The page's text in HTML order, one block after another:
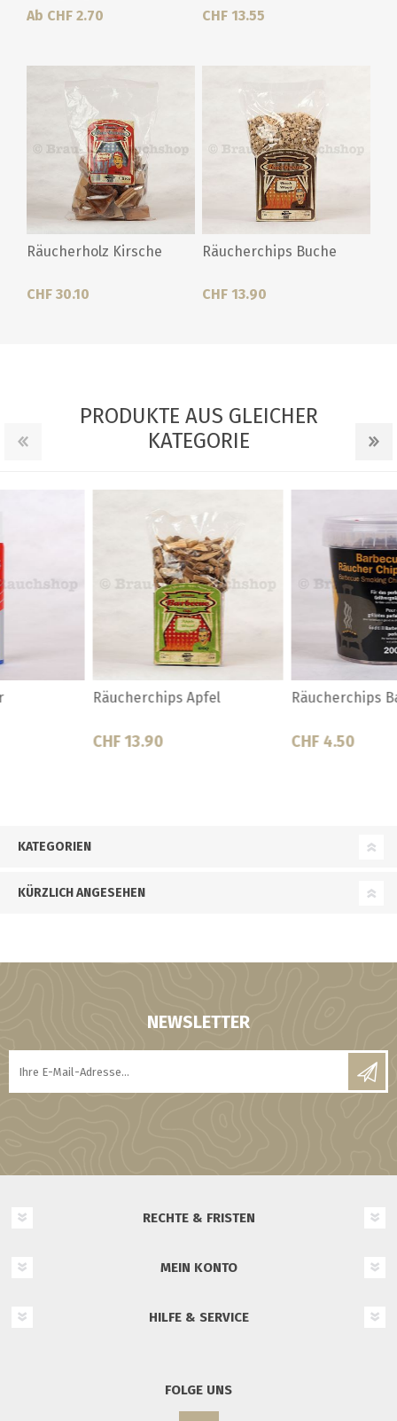
Ab CHF 2.70
CHF 13.55
Räucherholz Kirsche
CHF 30.10
Räucherchips Buche
CHF 13.90
PRODUKTE AUS GLEICHER
KATEGORIE
Räucherchips Barbecue Räucherchips Buche
KATEGORIEN
KÜRZLICH ANGESEHEN
NEWSLETTER
RECHTE & FRISTEN
MEIN KONTO
HILFE & SERVICE
FOLGE UNS